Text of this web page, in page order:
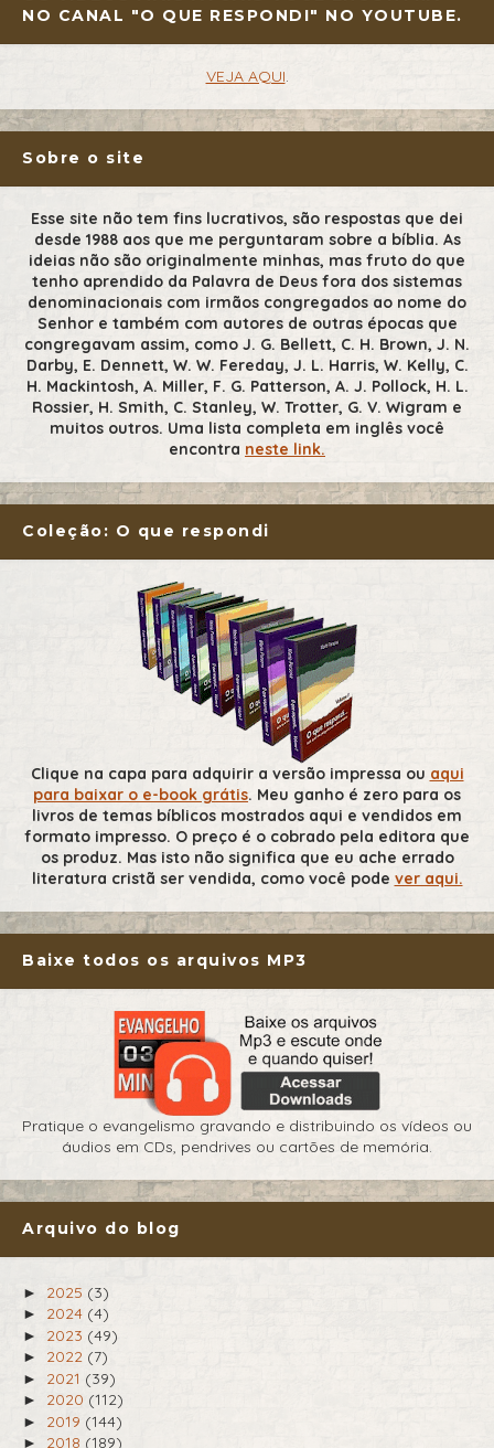
NO CANAL "O QUE RESPONDI" NO YOUTUBE.
VEJA AQUI.
Sobre o site
Esse site não tem fins lucrativos, são respostas que dei
desde 1988 aos que me perguntaram sobre a bíblia. As
ideias não são originalmente minhas, mas fruto do que
tenho aprendido da Palavra de Deus fora dos sistemas
denominacionais com irmãos congregados ao nome do
Senhor e também com autores de outras épocas que
congregavam assim, como J. G. Bellett, C. H. Brown, J. N.
Darby, E. Dennett, W. W. Fereday, J. L. Harris, W. Kelly, C.
H. Mackintosh, A. Miller, F. G. Patterson, A. J. Pollock, H. L.
Rossier, H. Smith, C. Stanley, W. Trotter, G. V. Wigram e
muitos outros. Uma lista completa em inglês você
encontra neste link.
Coleção: O que respondi
Clique na capa para adquirir a versão impressa ou aqui
para baixar o e-book grátis. Meu ganho é zero para os
livros de temas bíblicos mostrados aqui e vendidos em
formato impresso. O preço é o cobrado pela editora que
os produz. Mas isto não significa que eu ache errado
literatura cristã ser vendida, como você pode ver aqui.
Baixe todos os arquivos MP3
Pratique o evangelismo gravando e distribuindo os vídeos ou
áudios em CDs, pendrives ou cartões de memória.
Arquivo do blog
► 2025 (3)
► 2024 (4)
► 2023 (49)
► 2022 (7)
► 2021 (39)
► 2020 (112)
► 2019 (144)
► 2018 (189)